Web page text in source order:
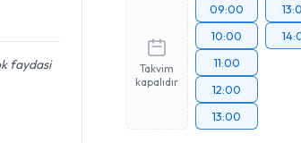
faydasi
Takvim
kapalıdır
09:00
10:00
11:00
12:00
13:00